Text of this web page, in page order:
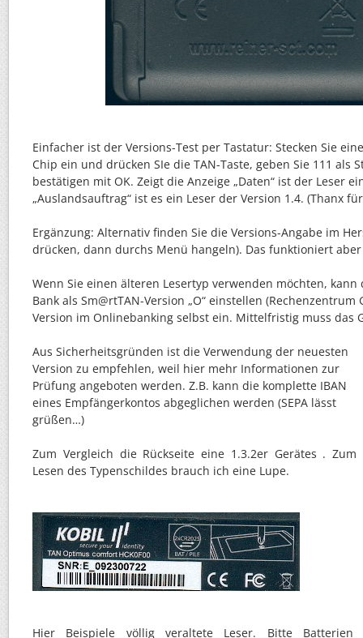
Einfacher ist der Versions-Test per Tastatur: Stecken Sie
Chip ein und drücken SIe die TAN-Taste, geben Sie 111 als
bestätigen mit OK. Zeigt die Anzeige „Daten“ ist der Leser
„Auslandsauftrag“ ist es ein Leser der Version 1.4. (Thanx
Ergänzung: Alternativ finden Sie die Versions-Angabe im
drücken, dann durchs Menü hangeln). Das funktioniert
Wenn Sie einen älteren Lesertyp verwenden möchten,
Bank als Sm@rtTAN-Version „O“ einstellen (Rechenzentrum
Version im Onlinebanking selbst ein. Mittelfristig muss das
Aus Sicherheitsgründen ist die Verwendung der neuesten
Version zu empfehlen, weil hier mehr Informationen zur
Prüfung angeboten werden. Z.B. kann die komplette IBAN
eines Empfängerkontos abgeglichen werden (SEPA lässt
grüßen…)
Zum Vergleich die Rückseite eine 1.3.2er Gerätes . Zum
Lesen des Typenschildes brauch ich eine Lupe.
Hier Beispiele völlig veraltete Leser. Bitte